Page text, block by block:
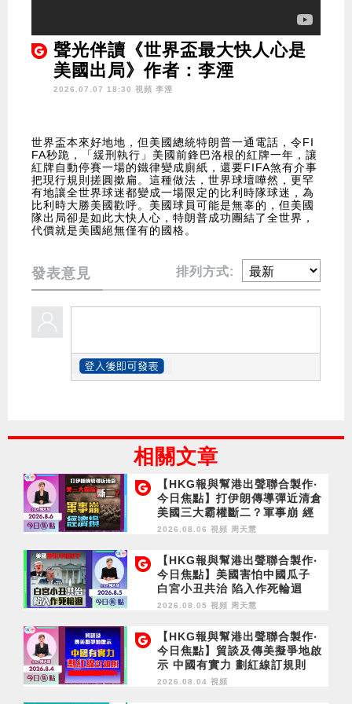
聲光伴讀《世界盃最大快人心是
美國出局》作者：李湮
2026.07.07 18:30 視頻 李湮
世界盃本來好地地，但美國總統特朗普一通電話，令FI
FA秒跪，「緩刑執行」美國前鋒巴洛根的紅牌一年，讓
紅牌自動停賽一場的鐵律變成廁紙，還要FIFA煞有介事
把現行規則搓圓撳扁。這種做法，世界球壇嘩然，更罕
有地讓全世界球迷都變成一場限定的比利時隊球迷，為
比利時大勝美國歡呼。美國球員可能是無辜的，但美國
隊出局卻是如此大快人心，特朗普成功團結了全世界，
代價就是美國絕無僅有的國格。
發表意見 排列方式:
相關文章
【HKG報與幫港出聲聯合製作‧
今日焦點】打伊朗傳導彈近清倉
美國三大霸權斷二？軍事崩 經
濟損
2026.08.06 視頻 周天慧
【HKG報與幫港出聲聯合製作‧
今日焦點】美國害怕中國瓜子
白宮小丑共治 陷入作死輪迴
2026.08.05 視頻 周天慧
【HKG報與幫港出聲聯合製作‧
今日焦點】貿談及傳美擬爭地啟
示 中國有實力 劃紅線訂規則
2026.08.04 視頻